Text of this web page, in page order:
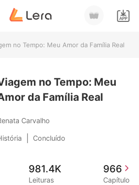
no Tempo: Meu Amor da Família Real
0
no Tempo: Meu
da Família Real
Carvalho
Concluído
981.4K
Leituras
966
Capítulo